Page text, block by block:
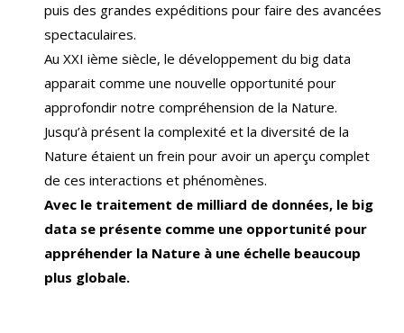
puis des grandes expéditions pour faire des avancées
spectaculaires.
Au XXI ième siècle, le développement du big data
apparait comme une nouvelle opportunité pour
approfondir notre compréhension de la Nature.
Jusqu’à présent la complexité et la diversité de la
Nature étaient un frein pour avoir un aperçu complet
de ces interactions et phénomènes.
Avec le traitement de milliard de données, le big
data se présente comme une opportunité pour
appréhender la Nature à une échelle beaucoup
plus globale.